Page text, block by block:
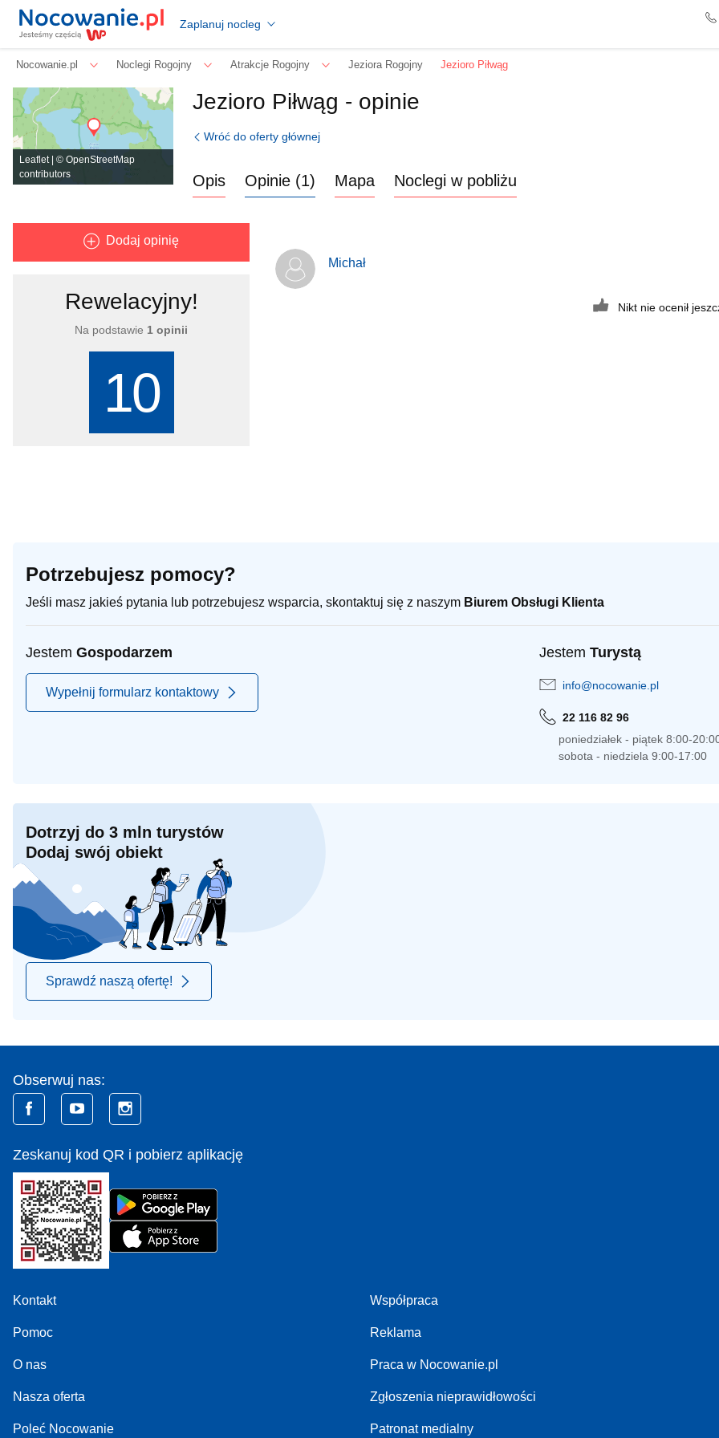
Zaplanuj nocleg
Nocowanie.pl Noclegi Rogojny Atrakcje Rogojny Jeziora Rogojny Jezioro Piłwąg
Leaflet| © OpenStreetMap
contributors
Jezioro Piłwąg - opinie
Wróć do oferty głównej
Opis Opinie (1) Mapa Noclegi w pobliżu
Dodaj opinię
Rewelacyjny!
Na podstawie 1 opinii
10
Michał
Nikt nie ocenił
Potrzebujesz pomocy?
Jeśli masz jakieś pytania lub potrzebujesz wsparcia, skontaktuj się z naszym Biurem Obsługi Klienta
Jestem Gospodarzem
Wypełnij formularz kontaktowy
Jestem Turystą
info@nocowanie.pl
22 116 82 96
poniedziałek - piątek 8:00-
sobota - niedziela 9:00-17:00
Dotrzyj do 3 mln turystów
Dodaj swój obiekt
Sprawdź naszą ofertę!
Obserwuj nas:
Zeskanuj kod QR i pobierz aplikację
Kontakt
Pomoc
O nas
Nasza oferta
Poleć Nocowanie
Współpraca
Reklama
Praca w Nocowanie.pl
Zgłoszenia nieprawidłowości
Patronat medialny